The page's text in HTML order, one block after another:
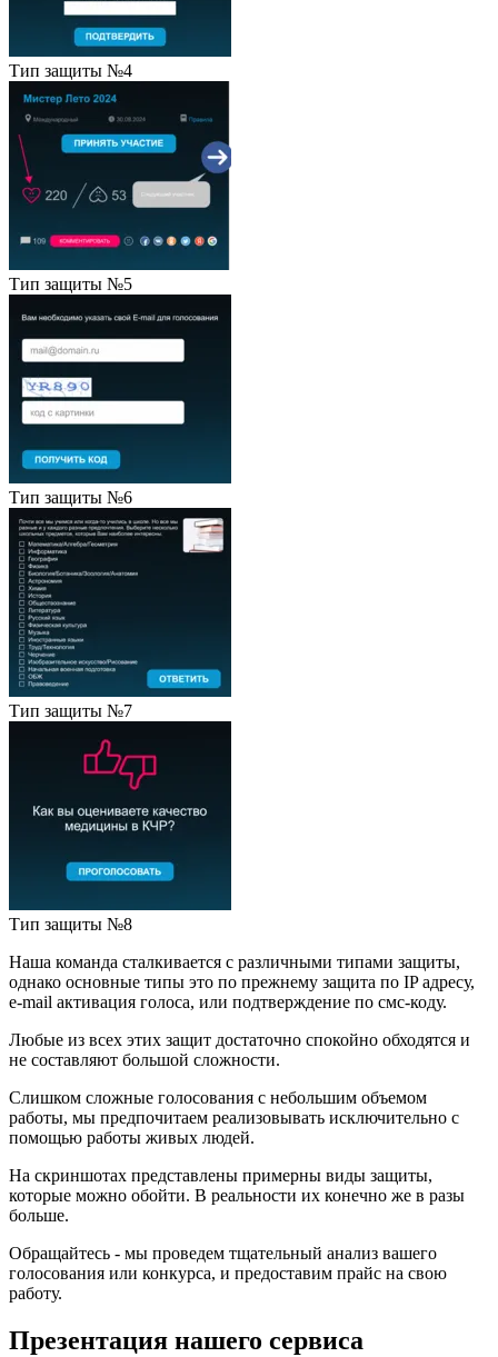
Тип защиты №4
Тип защиты №5
Тип защиты №6
Тип защиты №7
Тип защиты №8
Наша команда сталкивается с различными типами защиты,
однако основные типы это по прежнему защита по IP адресу,
e-mail активация голоса, или подтверждение по смс-коду.
Любые из всех этих защит достаточно спокойно обходятся и
не составляют большой сложности.
Слишком сложные голосования с небольшим объемом
работы, мы предпочитаем реализовывать исключительно с
помощью работы живых людей.
На скриншотах представлены примерны виды защиты,
которые можно обойти. В реальности их конечно же в разы
больше.
Обращайтесь - мы проведем тщательный анализ вашего
голосования или конкурса, и предоставим прайс на свою
работу.
Презентация нашего сервиса